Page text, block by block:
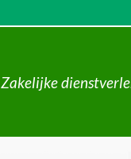
Zakelijke